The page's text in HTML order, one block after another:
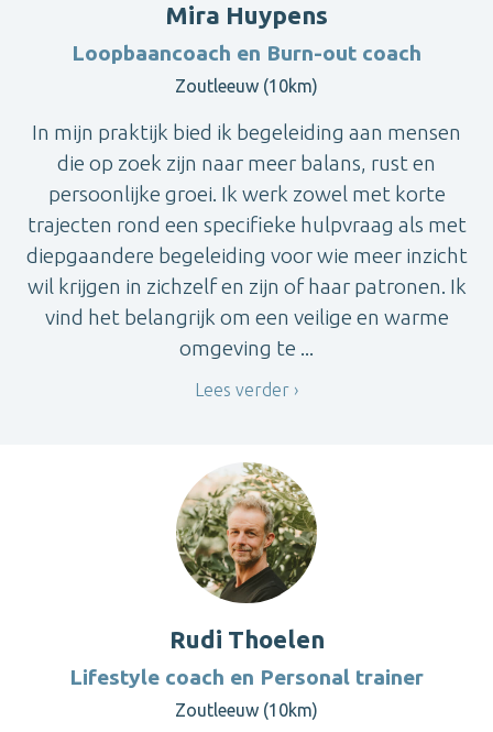
Mira Huypens
Loopbaancoach en Burn-out coach
Zoutleeuw (10km)
In mijn praktijk bied ik begeleiding aan mensen
die op zoek zijn naar meer balans, rust en
persoonlijke groei. Ik werk zowel met korte
trajecten rond een specifieke hulpvraag als met
diepgaandere begeleiding voor wie meer inzicht
wil krijgen in zichzelf en zijn of haar patronen. Ik
vind het belangrijk om een veilige en warme
omgeving te ...
Lees verder
Rudi Thoelen
Lifestyle coach en Personal trainer
Zoutleeuw (10km)